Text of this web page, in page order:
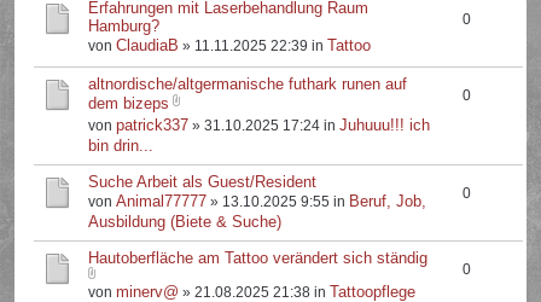
Erfahrungen mit Laserbehandlung Raum
Hamburg?
vonClaudiaB » 11.11.2025 22:39 in Tattoo
0
altnordische/altgermanische futhark runen auf
dem bizeps
vonpatrick337 » 31.10.2025 17:24 inJuhuuu!!! ich
bin drin...
0
Suche Arbeit als Guest/Resident
vonAnimal77777 » 13.10.2025 9:55 in Beruf, Job,
Ausbildung (Biete & Suche)
0
Hautoberfläche am Tattoo verändert sich ständig
vonminerv@ » 21.08.2025 21:38 in Tattoopflege
0